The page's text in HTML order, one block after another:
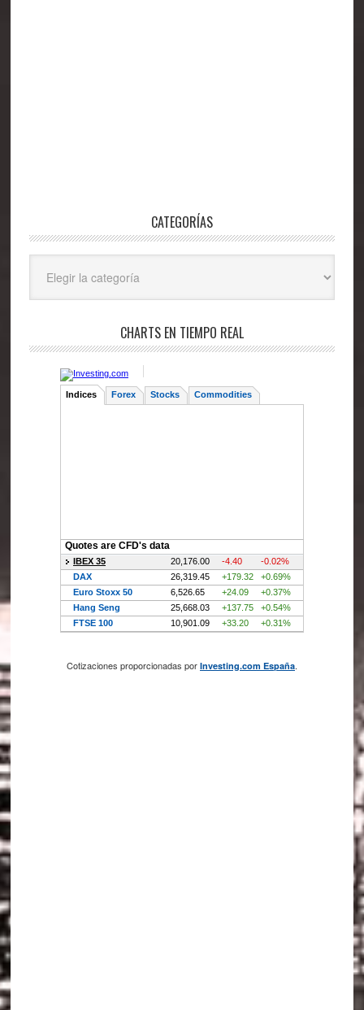
CATEGORÍAS
CHARTS EN TIEMPO REAL
Cotizaciones proporcionadas por Investing.com España.